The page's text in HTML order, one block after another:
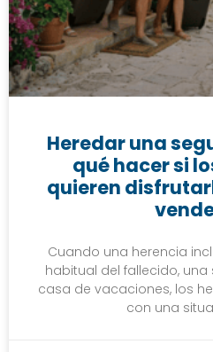
Heredar una
qué hacer si
quieren
Cuando una herencia
habitual del fallecido,
casa de vacaciones, los
con una